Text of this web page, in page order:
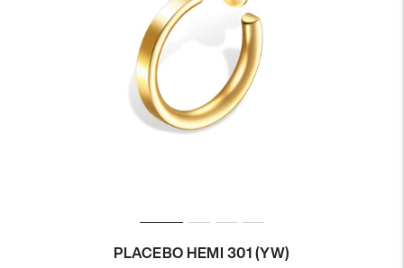
PLACEBO HEMI 301 (YW)